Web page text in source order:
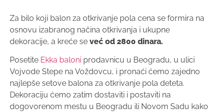
Za bilo koji balon za otkrivanje pola cena se formira na
osnovu izabranog načina otkrivanja i ukupne
dekoracije, a kreće se već od 2800 dinara.
Posetite Ekka baloni prodavnicu u Beogradu, u ulici
Vojvode Stepe na Voždovcu, i pronaći ćemo zajedno
najlepše setove balona za otkrivanje pola deteta.
Dekoraciju ćemo zatim dostaviti i postaviti na
dogovorenom mestu u Beogradu ili Novom Sadu kako